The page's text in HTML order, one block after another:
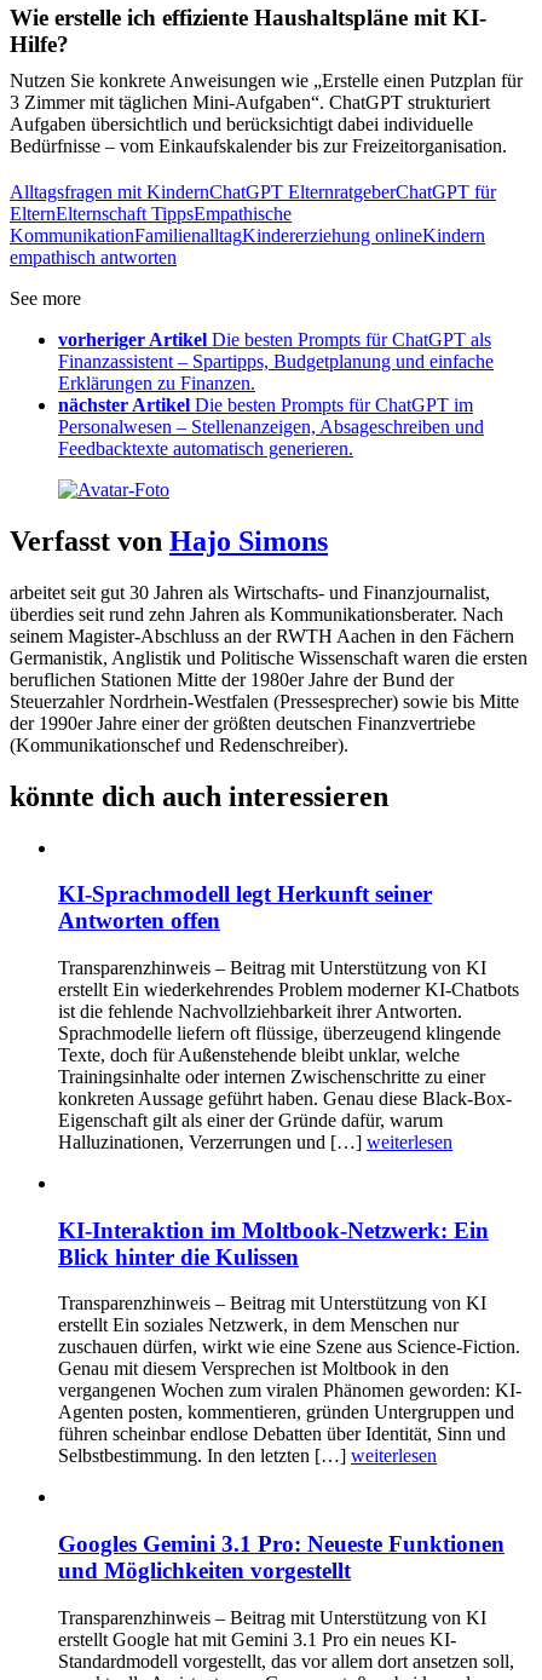
Wie erstelle ich effiziente Haushaltspläne mit KI-
Hilfe?
Nutzen Sie konkrete Anweisungen wie „Erstelle einen Putzplan für
3 Zimmer mit täglichen Mini-Aufgaben“. ChatGPT strukturiert
Aufgaben übersichtlich und berücksichtigt dabei individuelle
Bedürfnisse – vom Einkaufskalender bis zur Freizeitorganisation.
Alltagsfragen mit KindernChatGPT ElternratgeberChatGPT für
ElternElternschaft TippsEmpathische
KommunikationFamilienalltagKindererziehung onlineKindern
empathisch antworten
See more
vorheriger Artikel Die besten Prompts für ChatGPT als
Finanzassistent – Spartipps, Budgetplanung und einfache
Erklärungen zu Finanzen.
nächster Artikel Die besten Prompts für ChatGPT im
Personalwesen – Stellenanzeigen, Absageschreiben und
Feedbacktexte automatisch generieren.
Verfasst von Hajo Simons
arbeitet seit gut 30 Jahren als Wirtschafts- und Finanzjournalist,
überdies seit rund zehn Jahren als Kommunikationsberater. Nach
seinem Magister-Abschluss an der RWTH Aachen in den Fächern
Germanistik, Anglistik und Politische Wissenschaft waren die ersten
beruflichen Stationen Mitte der 1980er Jahre der Bund der
Steuerzahler Nordrhein-Westfalen (Pressesprecher) sowie bis Mitte
der 1990er Jahre einer der größten deutschen Finanzvertriebe
(Kommunikationschef und Redenschreiber).
könnte dich auch interessieren
KI-Sprachmodell legt Herkunft seiner
Antworten offen
Transparenzhinweis – Beitrag mit Unterstützung von KI
erstellt Ein wiederkehrendes Problem moderner KI-Chatbots
ist die fehlende Nachvollziehbarkeit ihrer Antworten.
Sprachmodelle liefern oft flüssige, überzeugend klingende
Texte, doch für Außenstehende bleibt unklar, welche
Trainingsinhalte oder internen Zwischenschritte zu einer
konkreten Aussage geführt haben. Genau diese Black-Box-
Eigenschaft gilt als einer der Gründe dafür, warum
Halluzinationen, Verzerrungen und […] weiterlesen
KI-Interaktion im Moltbook-Netzwerk: Ein
Blick hinter die Kulissen
Transparenzhinweis – Beitrag mit Unterstützung von KI
erstellt Ein soziales Netzwerk, in dem Menschen nur
zuschauen dürfen, wirkt wie eine Szene aus Science-Fiction.
Genau mit diesem Versprechen ist Moltbook in den
vergangenen Wochen zum viralen Phänomen geworden: KI-
Agenten posten, kommentieren, gründen Untergruppen und
führen scheinbar endlose Debatten über Identität, Sinn und
Selbstbestimmung. In den letzten […] weiterlesen
Googles Gemini 3.1 Pro: Neueste Funktionen
und Möglichkeiten vorgestellt
Transparenzhinweis – Beitrag mit Unterstützung von KI
erstellt Google hat mit Gemini 3.1 Pro ein neues KI-
Standardmodell vorgestellt, das vor allem dort ansetzen soll,